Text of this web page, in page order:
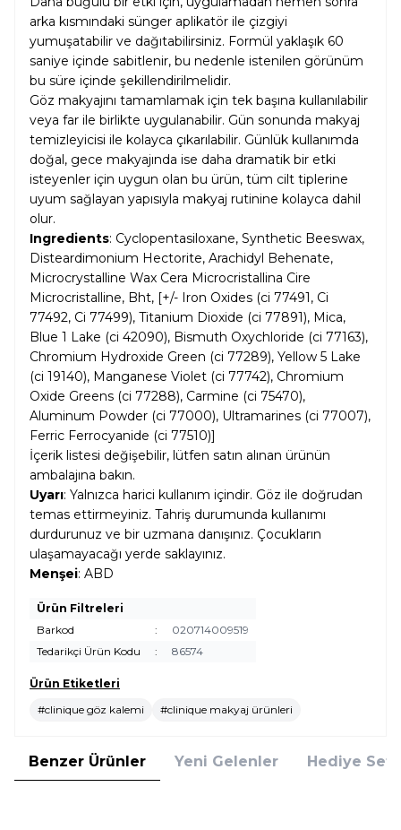
arka kısmındaki sünger aplikatör ile çizgiyi
yumuşatabilir ve dağıtabilirsiniz. Formül yaklaşık 60
saniye içinde sabitlenir, bu nedenle istenilen görünüm
bu süre içinde şekillendirilmelidir.
Göz makyajını tamamlamak için tek başına kullanılabilir
veya far ile birlikte uygulanabilir. Gün sonunda makyaj
temizleyicisi ile kolayca çıkarılabilir. Günlük kullanımda
doğal, gece makyajında ise daha dramatik bir etki
isteyenler için uygun olan bu ürün, tüm cilt tiplerine
uyum sağlayan yapısıyla makyaj rutinine kolayca dahil
olur.
Ingredients: Cyclopentasiloxane, Synthetic Beeswax,
Disteardimonium Hectorite, Arachidyl Behenate,
Microcrystalline Wax Cera Microcristallina Cire
Microcristalline, Bht, [+/- Iron Oxides (ci 77491, Ci
77492, Ci 77499), Titanium Dioxide (ci 77891), Mica,
Blue 1 Lake (ci 42090), Bismuth Oxychloride (ci 77163),
Chromium Hydroxide Green (ci 77289), Yellow 5 Lake
(ci 19140), Manganese Violet (ci 77742), Chromium
Oxide Greens (ci 77288), Carmine (ci 75470),
Aluminum Powder (ci 77000), Ultramarines (ci 77007),
Ferric Ferrocyanide (ci 77510)]
İçerik listesi değişebilir, lütfen satın alınan ürünün
ambalajına bakın.
Uyarı: Yalnızca harici kullanım içindir. Göz ile doğrudan
temas ettirmeyiniz. Tahriş durumunda kullanımı
durdurunuz ve bir uzmana danışınız. Çocukların
ulaşamayacağı yerde saklayınız.
Menşei: ABD
Ürün Filtreleri
Barkod
:
020714009519
Tedarikçi Ürün Kodu
: 86574
Ürün Etiketleri
#clinique göz kalemi
#clinique makyaj ürünleri
Benzer Ürünler Yeni Gelenler Hediye